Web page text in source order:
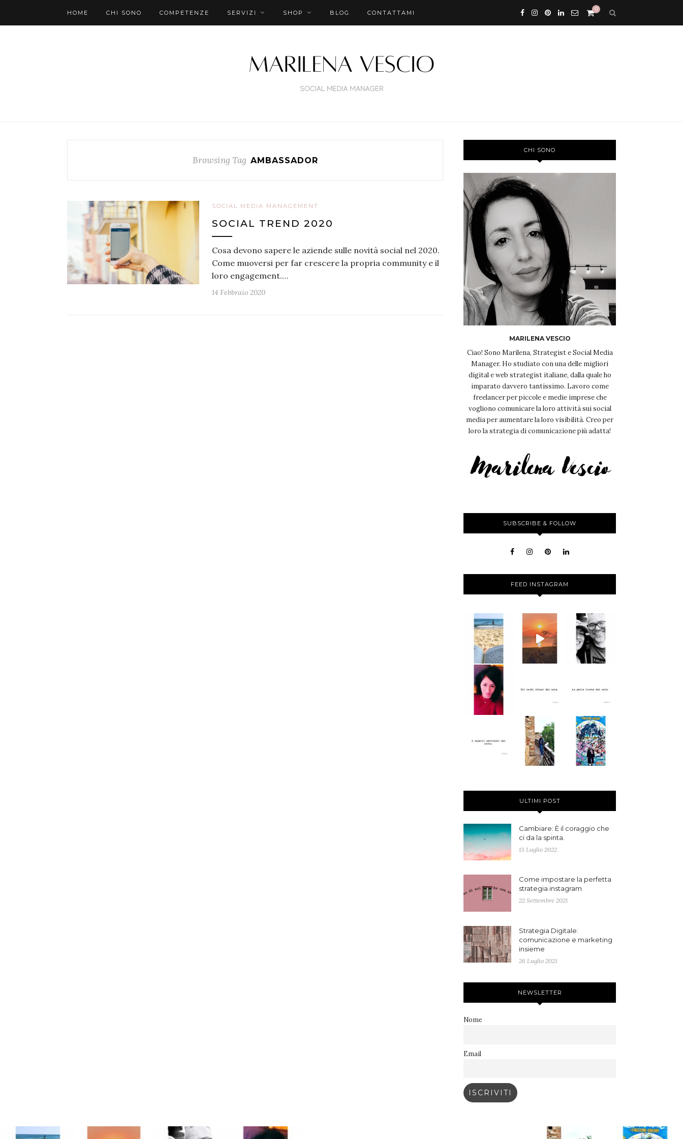
HOME CHI SONO COMPETENZE SERVIZI SHOP BLOG CONTATTAMI
0
Browsing Tag AMBASSADOR
SOCIAL MEDIA MANAGEMENT
SOCIAL TREND 2020
Cosa devono sapere le aziende sulle novità social nel 2020.
Come muoversi per far crescere la propria community e il
loro engagement.…
14 Febbraio 2020
CHI SONO
MARILENA VESCIO
Ciao! Sono Marilena, Strategist e Social Media
Manager. Ho studiato con una delle migliori
digital e web strategist italiane, dalla quale ho
imparato davvero tantissimo. Lavoro come
freelancer per piccole e medie imprese che
vogliono comunicare la loro attività sui social
media per aumentare la loro visibilità. Creo per
loro la strategia di comunicazione più adatta!
SUBSCRIBE & FOLLOW
FEED INSTAGRAM
ULTIMI POST
Cambiare: È il coraggio che
ci da la spinta.
13 Luglio 2022
Come impostare la perfetta
strategia instagram
22 Settembre 2021
Strategia Digitale:
comunicazione e marketing
insieme
26 Luglio 2021
NEWSLETTER
Nome
Email